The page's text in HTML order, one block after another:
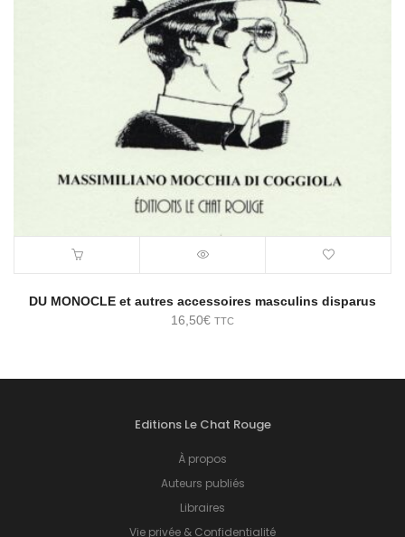
DU MONOCLE et autres accessoires masculins disparus
16,50€ TTC
Editions Le Chat Rouge
À propos
Auteurs publiés
Libraires
Vie privée & Confidentialité